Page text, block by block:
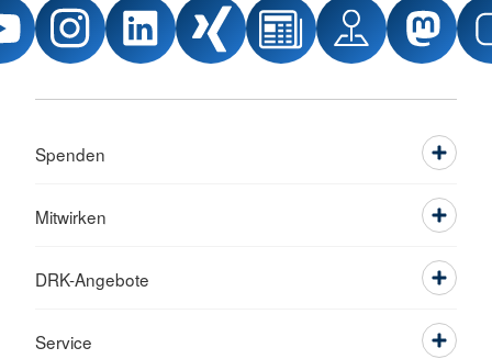
Spenden
Mitwirken
DRK-Angebote
Service